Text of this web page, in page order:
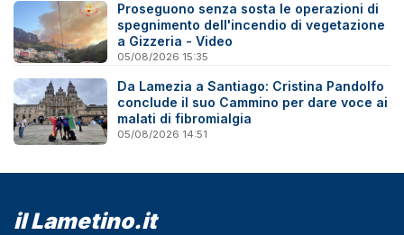
Proseguono senza sosta le operazioni di
spegnimento dell'incendio di vegetazione
a Gizzeria - Video
05/08/2026 15:35
Da Lamezia a Santiago: Cristina Pandolfo
conclude il suo Cammino per dare voce ai
malati di fibromialgia
05/08/2026 14:51
il Lametino.it